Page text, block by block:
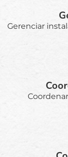
Gerenciar